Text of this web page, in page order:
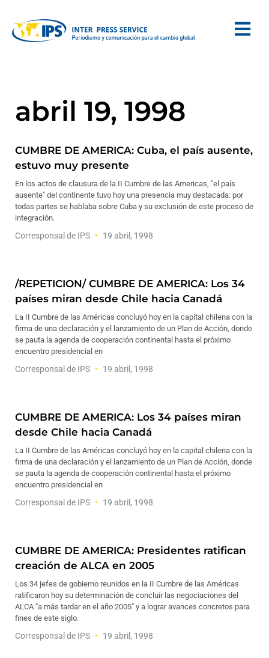
abril 19, 1998
CUMBRE DE AMERICA: Cuba, el país ausente,
estuvo muy presente
En los actos de clausura de la II Cumbre de las Americas, "el país
ausente" del continente tuvo hoy una presencia muy destacada: por
todas partes se hablaba sobre Cuba y su exclusión de este proceso de
integración.
Corresponsal de IPS 19 abril, 1998
/REPETICION/ CUMBRE DE AMERICA: Los 34
países miran desde Chile hacia Canadá
La II Cumbre de las Américas concluyó hoy en la capital chilena con la
firma de una declaración y el lanzamiento de un Plan de Acción, donde
se pauta la agenda de cooperación continental hasta el próximo
encuentro presidencial en
Corresponsal de IPS 19 abril, 1998
CUMBRE DE AMERICA: Los 34 países miran
desde Chile hacia Canadá
La II Cumbre de las Américas concluyó hoy en la capital chilena con la
firma de una declaración y el lanzamiento de un Plan de Acción, donde
se pauta la agenda de cooperación continental hasta el próximo
encuentro presidencial en
Corresponsal de IPS 19 abril, 1998
CUMBRE DE AMERICA: Presidentes ratifican
creación de ALCA en 2005
Los 34 jefes de gobierno reunidos en la II Cumbre de las Américas
ratificaron hoy su determinación de concluir las negociaciones del
ALCA "a más tardar en el año 2005" y a lograr avances concretos para
fines de este siglo.
Corresponsal de IPS 19 abril, 1998